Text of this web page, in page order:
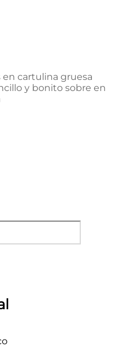
en cartulina gruesa
y bonito sobre en